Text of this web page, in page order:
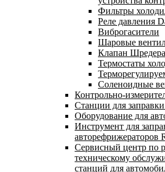
Фильтры
Реле давления
Виброгасители
Шаровые
Клапан Шредера
Термостаты
Соленоидные
Контрольно-
Станции для
Оборудование для
Инструмент для
авторефрижераторов
Сервисный центр по
техническому
станций для